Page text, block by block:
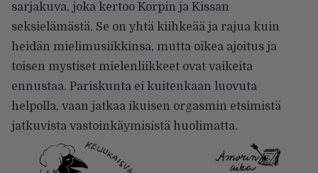
sarjakuva, joka kertoo Korpin ja Kissan
seksielämästä. Se on yhtä kiihkeää ja rajua kuin
heidän mielimusiikkinsa, mutta oikea ajoitus ja
toisen mystiset mielenliikkeet ovat vaikeita
ennustaa. Pariskunta ei kuitenkaan luovuta
helpolla, vaan jatkaa ikuisen orgasmin etsimistä
jatkuvista vastoinkäymisistä huolimatta.